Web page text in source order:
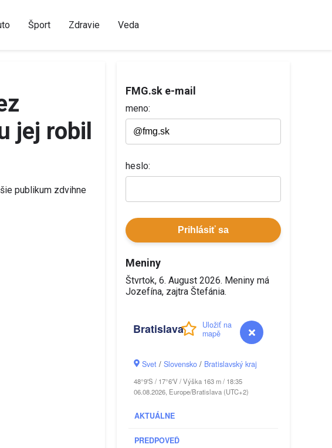
Šport Zdravie Veda
jej robil
publikum zdvihne
FMG.sk e-mail
meno:
heslo:
Prihlásiť sa
Meniny
Štvrtok, 6. August 2026. Meniny má
Jozefína, zajtra Štefánia.